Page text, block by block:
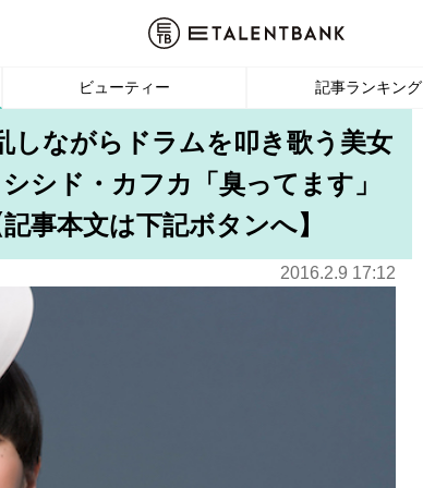
ビューティー 記事ランキング
しながらドラムを叩き歌う美女
シド・カフカ「臭ってます」
事本文は下記ボタンへ】
2016.2.9 17:12